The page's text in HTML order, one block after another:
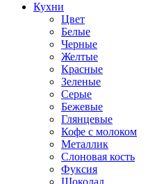
Кухни
Цвет
Белые
Черные
Желтые
Красные
Зеленые
Серые
Бежевые
Глянцевые
Кофе с молоком
Металлик
Слоновая кость
Фуксия
Шоколад